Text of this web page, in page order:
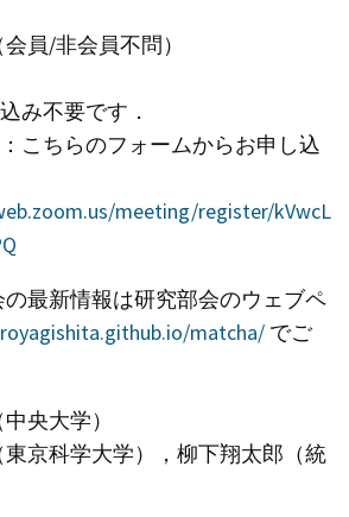
員/非会員不問）
み不要です．
こちらのフォームからお申し込
meeting/register/kVwcL
最新情報は研究部会のウェブペ
matcha/ でご
央大学）
京科学大学），柳下翔太郎（統